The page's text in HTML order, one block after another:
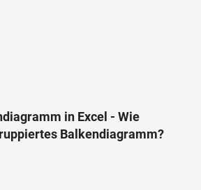
in Excel - Wie
Balkendiagramm?